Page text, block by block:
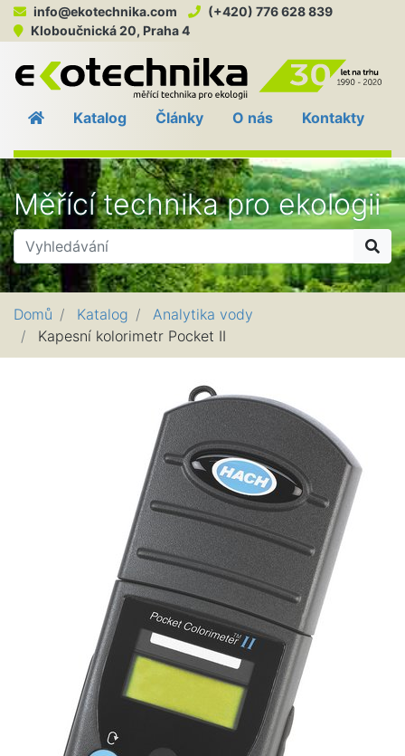
info@ekotechnika.com
(+420) 776 628 839
Kloboučnická 20, Praha 4
Katalog Články O nás Kontakty
Měřící technika pro ekologii
Domů Katalog
Analytika vody
Kapesní kolorimetr Pocket II